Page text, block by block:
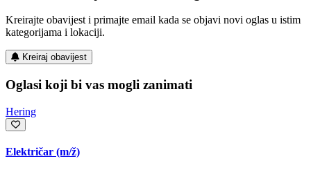
Kreirajte obavijest i primajte email kada se objavi novi oglas u istim
kategorijama i lokaciji.
Kreiraj obavijest
Oglasi koji bi vas mogli zanimati
Hering
Električar (m/ž)